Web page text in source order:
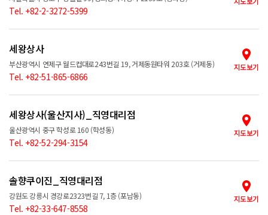
Tel. +82-2-3272-5399
세왕상사
지도보기
부산광역시 연제구 월드컵대로243번길 19, 거제동원타워 203호 (거제동)
Tel. +82-51-865-6866
세왕상사(울산지사)_직영대리점
지도보기
울산광역시 중구 학성로 160 (학성동)
Tel. +82-52-294-3154
솔향쿠이진_직영대리점
지도보기
강원도 강릉시 경강로2323번길 7, 1층 (포남동)
Tel. +82-33-647-8558